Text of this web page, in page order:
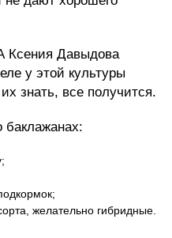
Ксения Давыдова
у этой культуры
знать, все получится.
баклажанах:
желательно гибридные.